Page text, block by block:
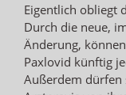
Eigentlich obliegt
Durch die neue,
Änderung,
Paxlovid künftig
Außerdem dürfen